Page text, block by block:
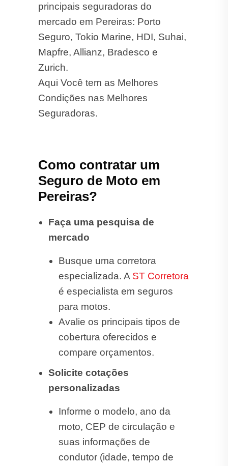
principais seguradoras do
mercado em Pereiras: Porto
Seguro, Tokio Marine, HDI, Suhai,
Mapfre, Allianz, Bradesco e
Zurich.
Aqui Você tem as Melhores
Condições nas Melhores
Seguradoras.
Como contratar um
Seguro de Moto em
Pereiras?
Faça uma pesquisa de
mercado
Busque uma corretora
especializada. A ST Corretora
é especialista em seguros
para motos.
Avalie os principais tipos de
cobertura oferecidos e
compare orçamentos.
Solicite cotações
personalizadas
Informe o modelo, ano da
moto, CEP de circulação e
suas informações de
condutor (idade, tempo de